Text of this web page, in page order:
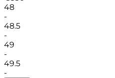
48
-
48.5
-
49
-
49.5
-